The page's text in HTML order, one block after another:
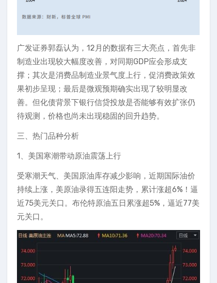
广发证券郭磊认为，12月的数据有三大亮点，首先非
制造业出现较大幅度改善，对同期GDP应会形成支
撑；其次是消费品制造业景气度上行，促消费政策效
果初步呈现；最后是微观预期确实出现了较明显改
善。但化债背景下银行信贷投放是否能够有效扩张仍
待观测，价格也尚未出现稳固的回升趋势。
三、热门品种分析
1、美国寒潮带动原油震荡上行
受寒潮天气、美国原油库存减少影响，近期国际油价
持续上涨，美原油录得五连阳走势，累计涨超6%！逼
近75美元关口。布伦特原油五日累涨超5%，逼近77美
元关口。